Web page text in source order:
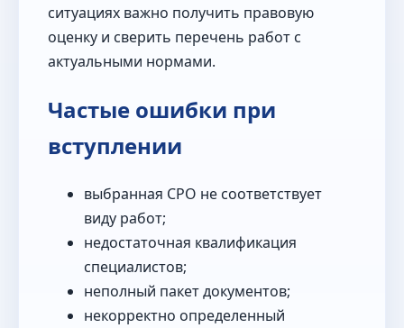
ситуациях важно получить правовую
оценку и сверить перечень работ с
актуальными нормами.
Частые ошибки при
вступлении
выбранная СРО не соответствует
виду работ;
недостаточная квалификация
специалистов;
неполный пакет документов;
некорректно определенный